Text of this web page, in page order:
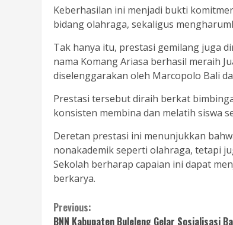
Keberhasilan ini menjadi bukti
bidang olahraga, sekaligus
Tak hanya itu, prestasi gemilang juga
nama Komang Ariasa berhasil meraih
diselenggarakan oleh Marcopolo Bali
Prestasi tersebut diraih berkat
konsisten membina dan melatih siswa
Deretan prestasi ini menunjukkan
nonakademik seperti olahraga, tetapi
Sekolah berharap capaian ini dapat
berkarya.
Continue
Previous:
BNN Kabupaten Buleleng Gelar Sosialisasi